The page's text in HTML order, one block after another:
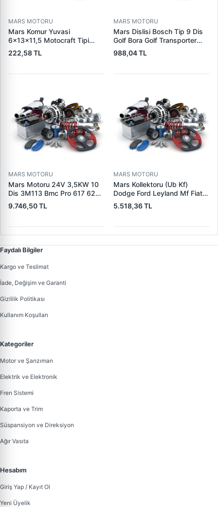
MARS MOTORU
Mars Komur Yuvasi
6×13×11,5 Motocraft Tipi
Ford Ranger Focus Fiesta
Connect (FO0731
5L8Z11000AC) | PARS PRS-
222,58 TL
MARS MOTORU
Mars Dislisi Bosch Tip 9 Dis
Golf Bora Golf Transporter
Seat Skoda (15713) | ZEN
1480 | OEM 1011480
988,04 TL
MARS MOTORU
Mars Motoru 24V 3,5KW 10
Dis 3M113 Bmc Pro 617 620
(619 240 36 619 240 46
Yerine) | LUCAS 619 241 46
9.746,50 TL
MARS MOTORU
Mars Kollektoru (Ub Kf)
Dodge Ford Leyland Mf Fiat
Trans | MAKO 72313941 |
OEM 72313941
5.518,36 TL
Faydalı Bilgiler
Kargo ve Teslimat
İade, Değişim ve Garanti
Gizlilik Politikası
Kullanım Koşulları
Kategoriler
Motor ve Şanzıman
Elektrik ve Elektronik
Fren Sistemi
Kaporta ve Trim
Süspansiyon ve Direksiyon
Ağır Vasıta
Hesabım
Giriş Yap / Kayıt Ol
Yeni Üyelik